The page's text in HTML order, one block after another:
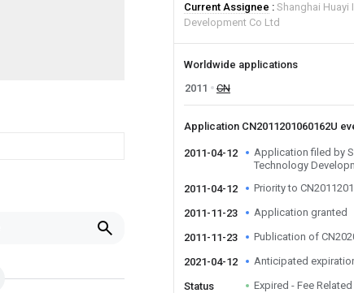
Current Assignee
Shanghai
Development Co Ltd
Worldwide applications
2011
CN
Application CN2011201060162U
2011-04-12
Application filed by
Technology
2011-04-12
Priority to
2011-11-23 Application granted
2011-11-23 Publication of
2021-04-12 Anticipated
Status Expired - Fee Related